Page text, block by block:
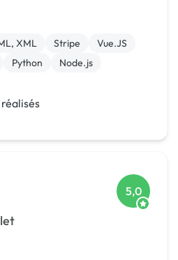
XML Stripe
Vue.JS
Python
Node.js
5,0